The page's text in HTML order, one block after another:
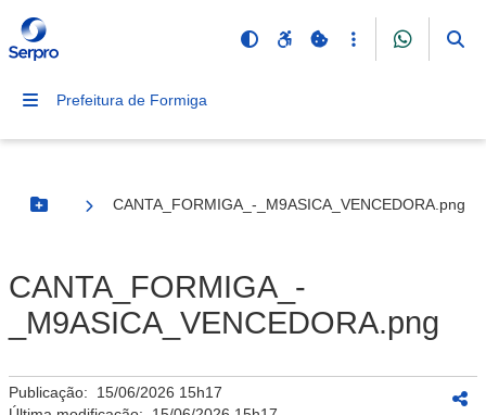
Prefeitura de Formiga
Botão Menu
CANTA_FORMIGA_-_M9ASICA_VENCEDORA.png
CANTA_FORMIGA_-
_M9ASICA_VENCEDORA.png
Publicação: 15/06/2026 15h17